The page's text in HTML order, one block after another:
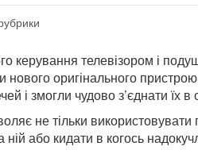
керування телевізором і
нового оригінального
і змогли чудово з’єднати їх
не тільки
або кидати в когось